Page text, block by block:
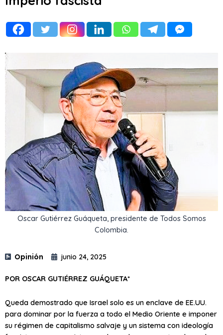
Oscar Gutiérrez Guáqueta, presidente de Todos Somos
Colombia.
Opinión junio 24, 2025
POR OSCAR GUTIÉRREZ GUÁQUETA*
Queda demostrado que Israel solo es un enclave de EE.UU.
para dominar por la fuerza a todo el Medio Oriente e imponer
su régimen de capitalismo salvaje y un sistema con ideología